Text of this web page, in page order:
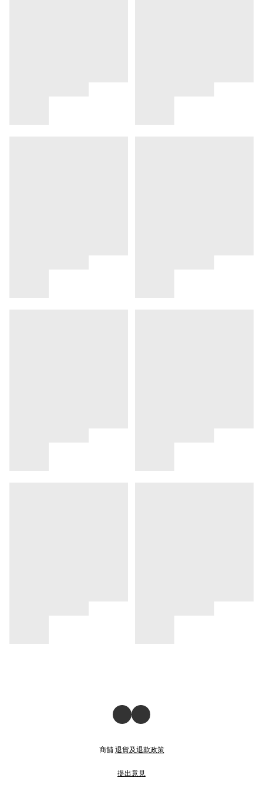
商舖 退貨及退款政策
提出意見